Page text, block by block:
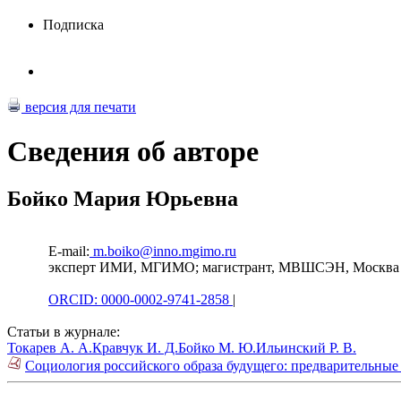
Подписка
версия для печати
Сведения об авторе
Бойко Мария Юрьевна
E-mail: m.boiko@inno.mgimo.ru
эксперт ИМИ, МГИМО; магистрант, МВШСЭН, Москва
ORCID: 0000-0002-9741-2858 |
Статьи в журнале:
Токарев А. А.Кравчук И. Д.Бойко М. Ю.Ильинский Р. В.
Социология российского образа будущего: